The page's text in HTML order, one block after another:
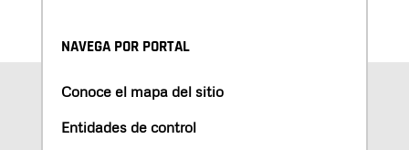
NAVEGA POR PORTAL
Conoce el mapa del sitio
Entidades de control